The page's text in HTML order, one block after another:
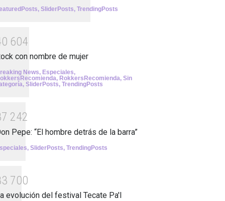
, SliderPosts, TrendingPosts
0 604
con nombre de mujer
News, Especiales,
, RokkersRecomienda, Sin
, SliderPosts, TrendingPosts
7 242
Pepe: “El hombre detrás de la barra”
, SliderPosts, TrendingPosts
3 700
evolución del festival Tecate Pa'l